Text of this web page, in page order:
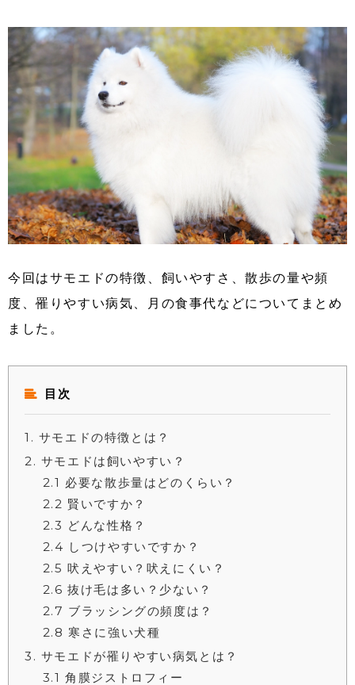
今回はサモエドの特徴、飼いやすさ、散歩の量や頻
度、罹りやすい病気、月の食事代などについてまとめ
ました。
目次
1
サモエドの特徴とは？
2
サモエドは飼いやすい？
2.1 必要な散歩量はどのくらい？
2.2 賢いですか？
2.3 どんな性格？
2.4 しつけやすいですか？
2.5 吠えやすい？吠えにくい？
2.6 抜け毛は多い？少ない？
2.7 ブラッシングの頻度は？
2.8 寒さに強い犬種
3
サモエドが罹りやすい病気とは？
3.1 角膜ジストロフィー